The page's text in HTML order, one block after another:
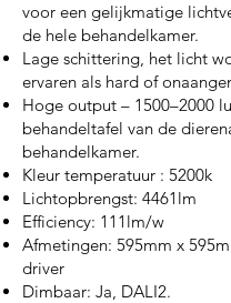
voor een gelijkmatige
de hele behandelkamer.
Lage schittering, het licht
ervaren als hard of
Hoge output – 1500–2000
behandeltafel van de
behandelkamer.
Kleur temperatuur : 5200k
Lichtopbrengst: 4461lm
Efficiency: 111lm/w
Afmetingen: 595mm x
driver
Dimbaar: Ja, DALI2.